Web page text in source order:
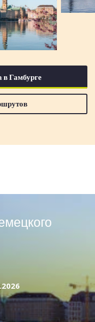
Гамбурге